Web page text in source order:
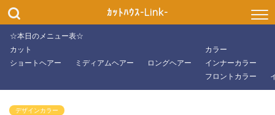
ｶｯﾄﾊｳｽ-Link-
☆本日のメニュー表☆
カット
ショートヘアー
ミディアムヘアー ロングヘアー
カラー
インナーカラー
フロントカラー
デザインカラー
ミディアムスタイル